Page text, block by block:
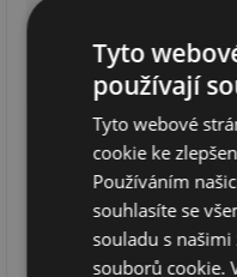
nejenom kvalitní tepelné
Nyní Vám nabízíme
21.11.2014
Nové
Společnost
tepelné
THERMAL
k dispozici
Tyto
používají
Tyto webové
cookie ke
Používáním
souhlasíte se
souladu s
souborů cookie.